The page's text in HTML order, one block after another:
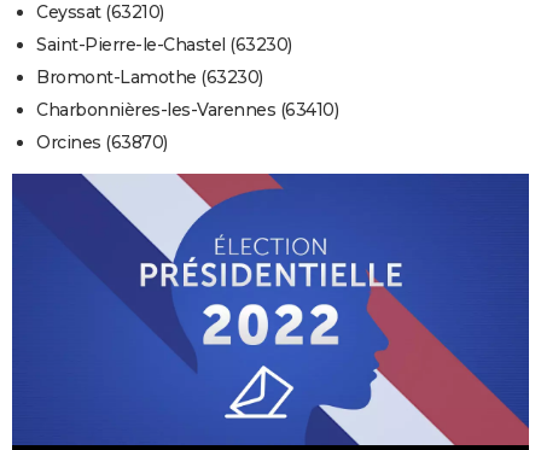
Ceyssat (63210)
Saint-Pierre-le-Chastel (63230)
Bromont-Lamothe (63230)
Charbonnières-les-Varennes (63410)
Orcines (63870)